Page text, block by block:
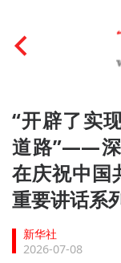
首页
文明创建
文明实践
文明培育
“开辟了实
道路”——深
在庆祝中国
重要讲话系
新华社
2026-07-08